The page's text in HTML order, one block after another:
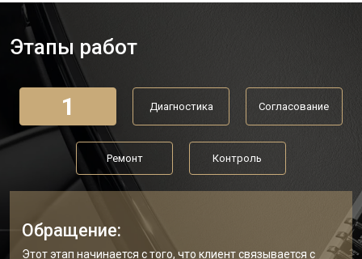
Этапы работ
1 Диагностика Согласование
Ремонт Контроль
Обращение:
Этот этап начинается с того, что клиент связывается с